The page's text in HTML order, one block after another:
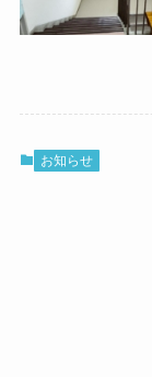
お知らせ